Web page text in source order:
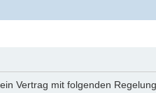
Vertrag mit folgenden